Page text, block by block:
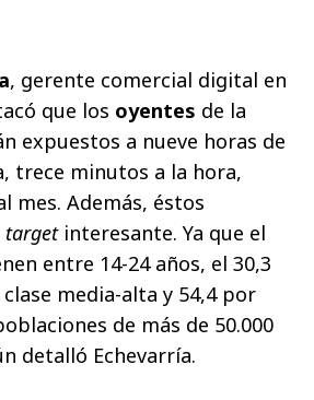
, gerente comercial digital en
que los oyentes de la
expuestos a nueve horas de
trece minutos a la hora,
mes. Además, éstos
targetinteresante. Ya que el
entre 14-24 años, el 30,3
media-alta y 54,4 por
de más de 50.000
detalló Echevarría.